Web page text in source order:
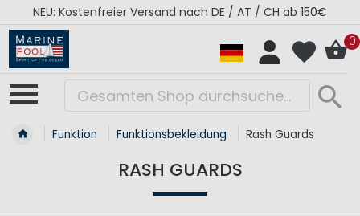
NEU: Kostenfreier Versand nach DE / AT / CH ab 150€
0
Funktion Funktionsbekleidung Rash Guards
RASH GUARDS